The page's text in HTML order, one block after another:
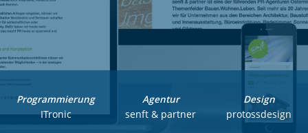
Programmierung
ITronic
Agentur
senft & partner
Design
protossdesign